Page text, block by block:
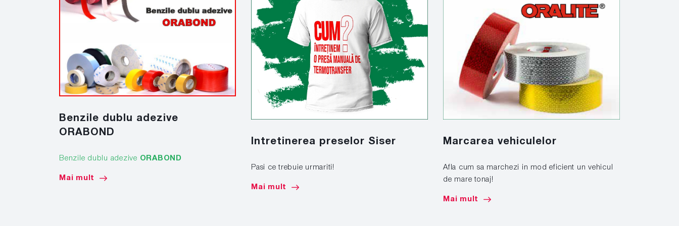
Benzile dublu adezive
ORABOND
Benzile dublu adezive ORABOND
Mai mult
Intretinerea preselor Siser
Pasi ce trebuie urmariti!
Mai mult
Marcarea vehiculelor
Afla cum sa marchezi in mod eficient un vehicul
de mare tonaj!
Mai mult